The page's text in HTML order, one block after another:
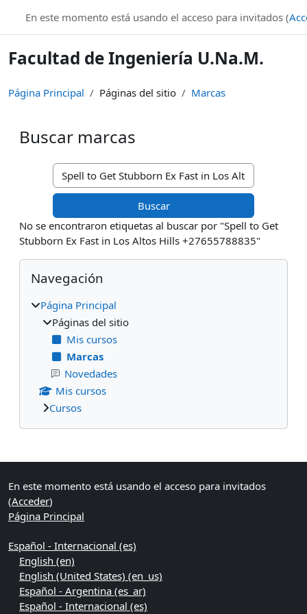
En este momento está usando el acceso para invitados (
Facultad de Ingeniería U.Na.M.
Página Principal Páginas del sitio Marcas
Buscar marcas
Buscar marcas
No se encontraron etiquetas al buscar por "Spell to Get
Stubborn Ex Fast in Los Altos Hills +27655788835"
Bloques
Salta Navegación
Navegación
Página Principal
Páginas del sitio
Mis cursos
Marcas
Novedades
Mis cursos
Cursos
Bloques suplementarios
En este momento está usando el acceso para invitados
(Acceder)
Página Principal
Español - Internacional ‎(es)‎
English ‎(en)‎
English (United States) ‎(en_us)‎
Español - Argentina ‎(es_ar)‎
Español - Internacional ‎(es)‎